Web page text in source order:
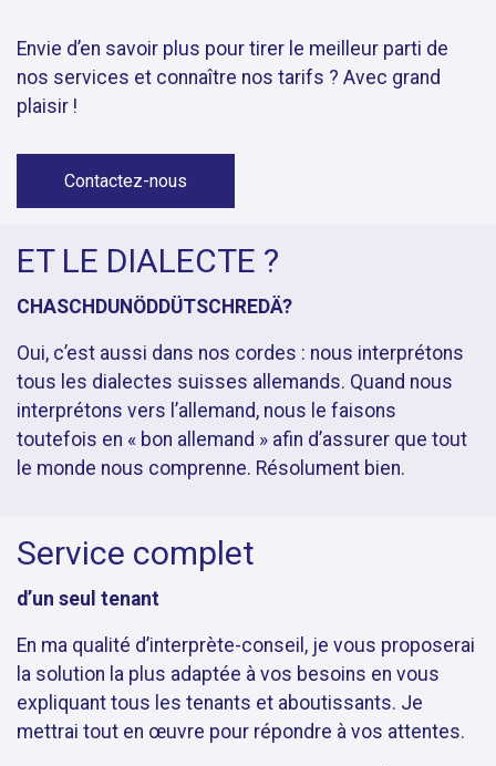
Envie d’en savoir plus pour tirer le meilleur parti de
nos services et connaître nos tarifs ? Avec grand
plaisir !
Contactez-nous
ET LE DIALECTE ?
CHASCHDUNÖDDÜTSCHREDÄ?
Oui, c’est aussi dans nos cordes : nous interprétons
tous les dialectes suisses allemands. Quand nous
interprétons vers l’allemand, nous le faisons
toutefois en « bon allemand » afin d’assurer que tout
le monde nous comprenne. Résolument bien.
Service complet
d’un seul tenant
En ma qualité d’interprète-conseil, je vous proposerai
la solution la plus adaptée à vos besoins en vous
expliquant tous les tenants et aboutissants. Je
mettrai tout en œuvre pour répondre à vos attentes.